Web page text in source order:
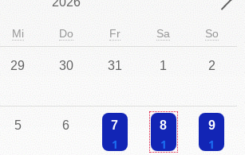
Mi Do Fr Sa So
29 30 31 1 2
5 6 7 8 9